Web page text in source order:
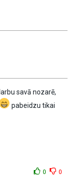
savā nozarē,
pabeidzu tikai
0 0